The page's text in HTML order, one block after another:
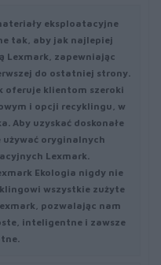
eksploatacyjne
tak, aby jak najlepiej
Lexmark, zapewniając
do ostatniej strony.
oferuje klientom szeroki
i opcji recyklingu, w
Aby uzyskać doskonałe
oryginalnych
Lexmark.
Ekologia nigdy nie
wszystkie zużyte
pozwalając nam
inteligentne i zawsze